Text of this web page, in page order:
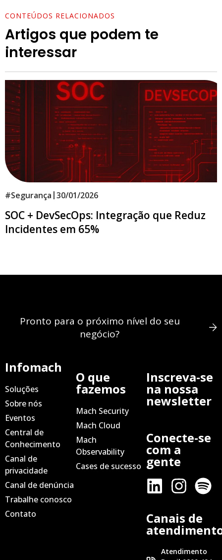
CONTEÚDOS RELACIONADOS
Artigos que podem te
interessar
#Segurança |30/01/2026
SOC + DevSecOps: Integração que Reduz
Incidentes em 65%
Pronto para o próximo nível do seu
negócio?
Infomach
Soluções
Sobre nós
Eventos
Central de
Conhecimento
Canal de
privacidade
Canal de denúncia
Trabalhe conosco
Contato
O que
fazemos
Mach Security
Mach Cloud
Mach
Observability
Cases de sucesso
Inscreva-se
na nossa
newsletter
Conecte-se
com a
gente
Canais de
Atendimento